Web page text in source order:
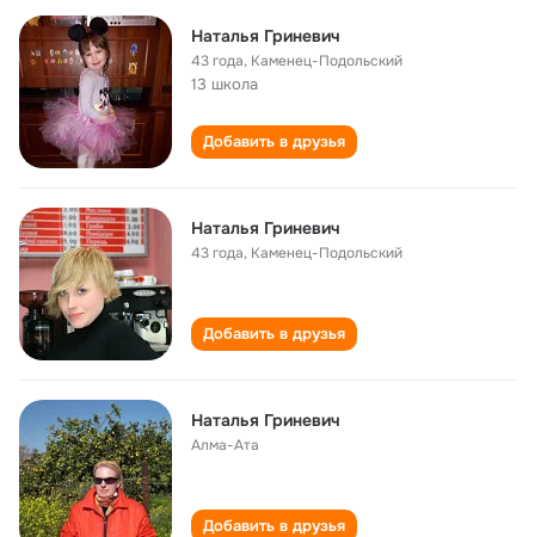
Наталья Гриневич
43 года, Каменец-Подольский
13 школа
Добавить в друзья
Наталья Гриневич
43 года, Каменец-Подольский
Добавить в друзья
Наталья Гриневич
Алма-Ата
Добавить в друзья